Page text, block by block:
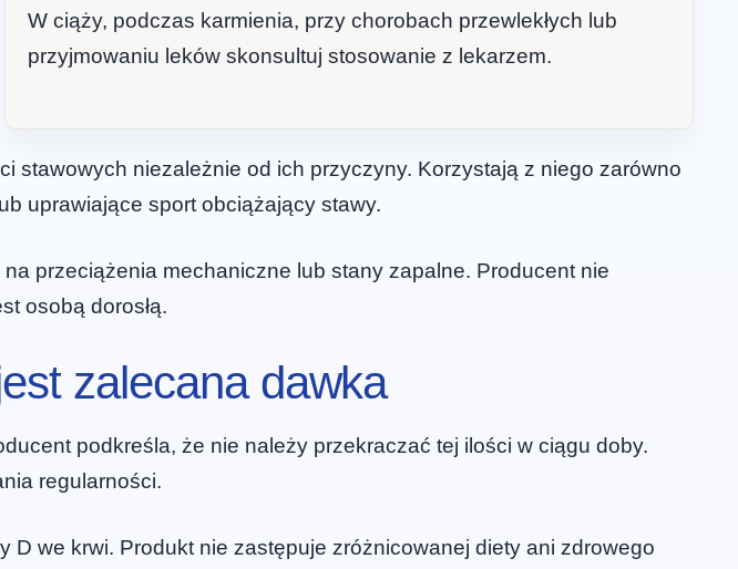
W ciąży, podczas karmienia, przy chorobach przewlekłych lub
przyjmowaniu leków skonsultuj stosowanie z lekarzem.
stawowych niezależnie od ich przyczyny. Korzystają z niego zarówno
uprawiające sport obciążający stawy.
przeciążenia mechaniczne lub stany zapalne. Producent nie
osobą dorosłą.
zalecana dawka
podkreśla, że nie należy przekraczać tej ilości w ciągu doby.
regularności.
we krwi. Produkt nie zastępuje zróżnicowanej diety ani zdrowego